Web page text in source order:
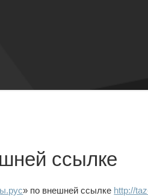
ссылке
» по внешней ссылке http://